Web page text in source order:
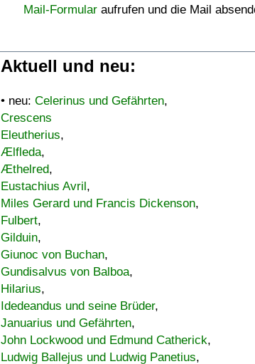
Mail-Formular aufrufen und die Mail
Aktuell und neu:
• neu: Celerinus und Gefährten,
Crescens
Eleutherius,
Ælfleda,
Æthelred,
Eustachius Avril,
Miles Gerard und Francis Dickenson,
Fulbert,
Gilduin,
Giunoc von Buchan,
Gundisalvus von Balboa,
Hilarius,
Idedeandus und seine Brüder,
Januarius und Gefährten,
John Lockwood und Edmund Catherick,
Ludwig Ballejus und Ludwig Panetius,